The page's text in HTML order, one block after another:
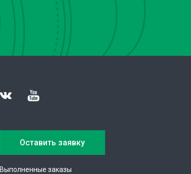
Оставить заявку
Выполненные заказы